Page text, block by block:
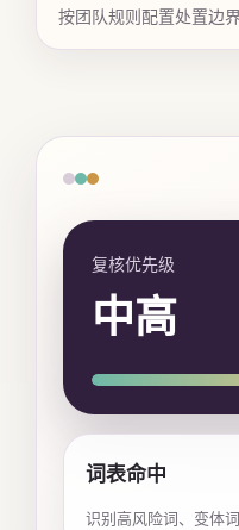
按团队规则配置处置边
复核优先级
中高
词表命中
识别高风险词、变体